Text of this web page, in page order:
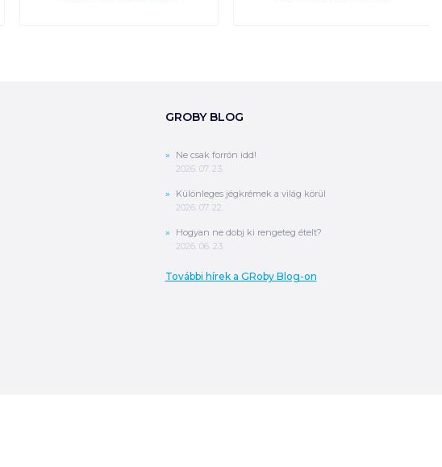
GROBY BLOG
Ne csak forrón idd!
2026. 07. 23.
Különleges jégkrémek a világ körül
2026. 07. 22.
Hogyan ne dobj ki rengeteg ételt?
2026. 06. 23.
További hírek a GRoby Blog-on